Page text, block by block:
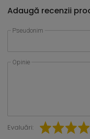
Adaugă recenzii
Pseudonim
Opinie
Evaluări: